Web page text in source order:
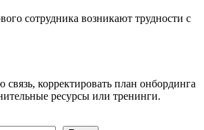
сотрудника возникают трудности с
связь, корректировать план онбординга
ресурсы или тренинги.